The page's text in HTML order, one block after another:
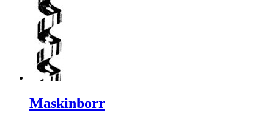
Maskinborr